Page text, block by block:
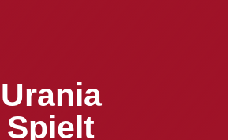
Urania
Spielt